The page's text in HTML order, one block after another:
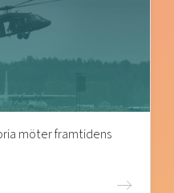
möter framtidens